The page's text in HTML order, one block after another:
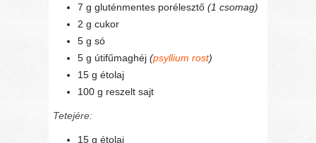
7 g gluténmentes porélesztő(1 csomag)
2 g cukor
5 g só
5 g útifűmaghéj(psyllium rost)
15 g étolaj
100 g reszelt sajt
Tetejére:
15 g étolaj